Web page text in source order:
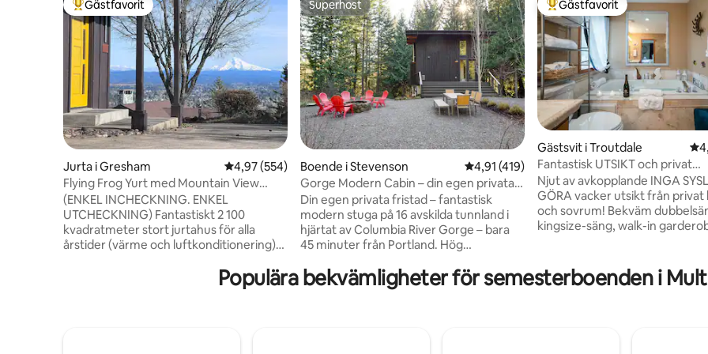
Populär gästfavorit
Gästfavorit
Jurta i Gresham 4,97 av 5 i genomsnittligt betyg, 554 omdömen
4,97 (554)
Flying Frog Yurt med Mountain View
(Enkel utcheckning!)
(ENKEL INCHECKNING. ENKEL
UTCHECKNING) Fantastiskt 2 100
kvadratmeter stort jurtahus för alla
årstider (värme och luftkonditionering)
Hood, Mt. St. Helens och Cascade Range.
Utrymmet är inrett med skräddarsydda
Superhost
Superhost
Boende i Stevenson 4,91 av 5 i genomsnittligt betyg, 419
4,91 (419)
Gorge Modern Cabin – din egen privata
värld!
Din egen privata fristad – fantastisk
modern stuga på 16 avskilda tunnland i
hjärtat av Columbia River Gorge – bara
45 minuter från Portland. Hög
och säsongsbäck. Efter en dags
utforskning av Gorge kan du koppla av i
Populär gästfavorit
Gästfavorit
Gästsvit i Troutdale
Fantastisk UTSIKT och privat
ingång/bubbelpool nära
Njut av avkopplande INGA
GÖRA vacker utsikt från privat
och sovrum! Bekväm dubbelsäng med
kingsize-säng, walk-in
flygplatsen och super nära
vattenfall, vandringsleder och
Populära bekvämligheter för semesterboenden i